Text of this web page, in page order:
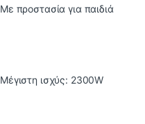
Με προστασία για παιδιά
Μέγιστη ισχύς: 2300W